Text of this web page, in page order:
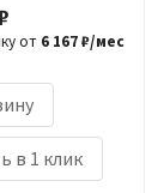
от 6 167 ₽/мес
в 1 клик